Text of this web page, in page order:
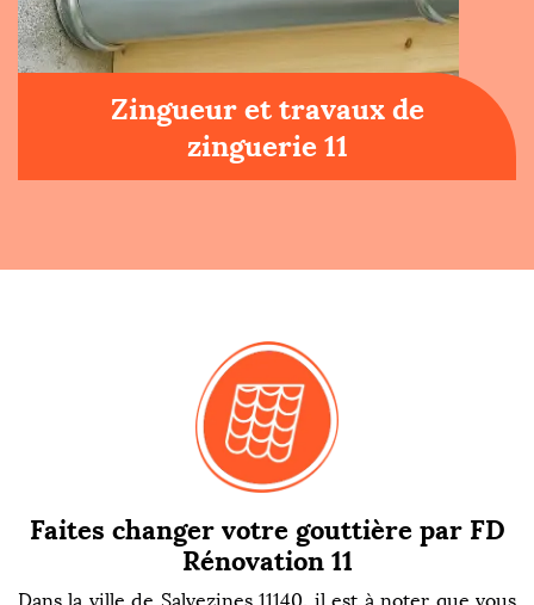
Zingueur et travaux de
zinguerie 11
Faites changer votre gouttière par FD
Rénovation 11